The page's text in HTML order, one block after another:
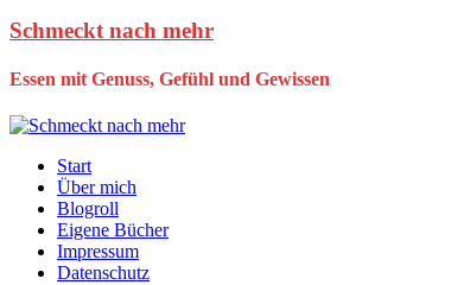
Schmeckt nach mehr
Essen mit Genuss, Gefühl und Gewissen
Start
Über mich
Blogroll
Eigene Bücher
Impressum
Datenschutz